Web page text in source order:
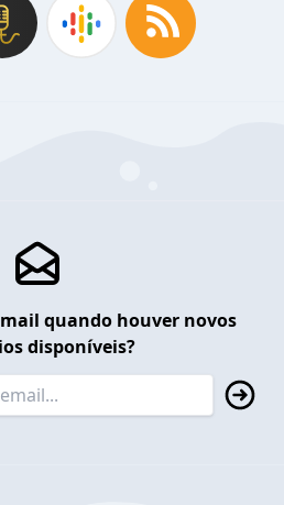
quando houver novos
disponíveis?